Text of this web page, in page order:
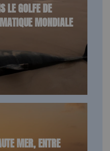
LE GOLFE DE
MONDIALE
MER, ENTRE